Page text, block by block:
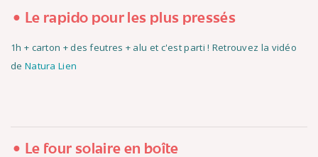
Le rapido pour les plus pressés
1h + carton + des feutres + alu et c'est parti ! Retrouvez la vidéo
de Natura Lien
Le four solaire en boîte